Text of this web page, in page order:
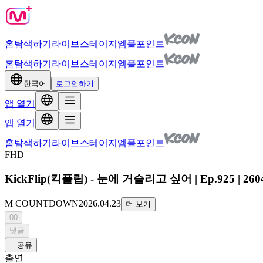
홈탐색하기 라이브 스테이지 엠플포인트
홈탐색하기 라이브 스테이지 엠플포인트
한국어 로그인하기
앱 열기
앱 열기
홈탐색하기 라이브 스테이지 엠플포인트
FHD
KickFlip(킥플립) - 눈에 거슬리고 싶어 | Ep.925 |
M COUNTDOWN2026.04.23 더 보기
00
댓글
공유
출연